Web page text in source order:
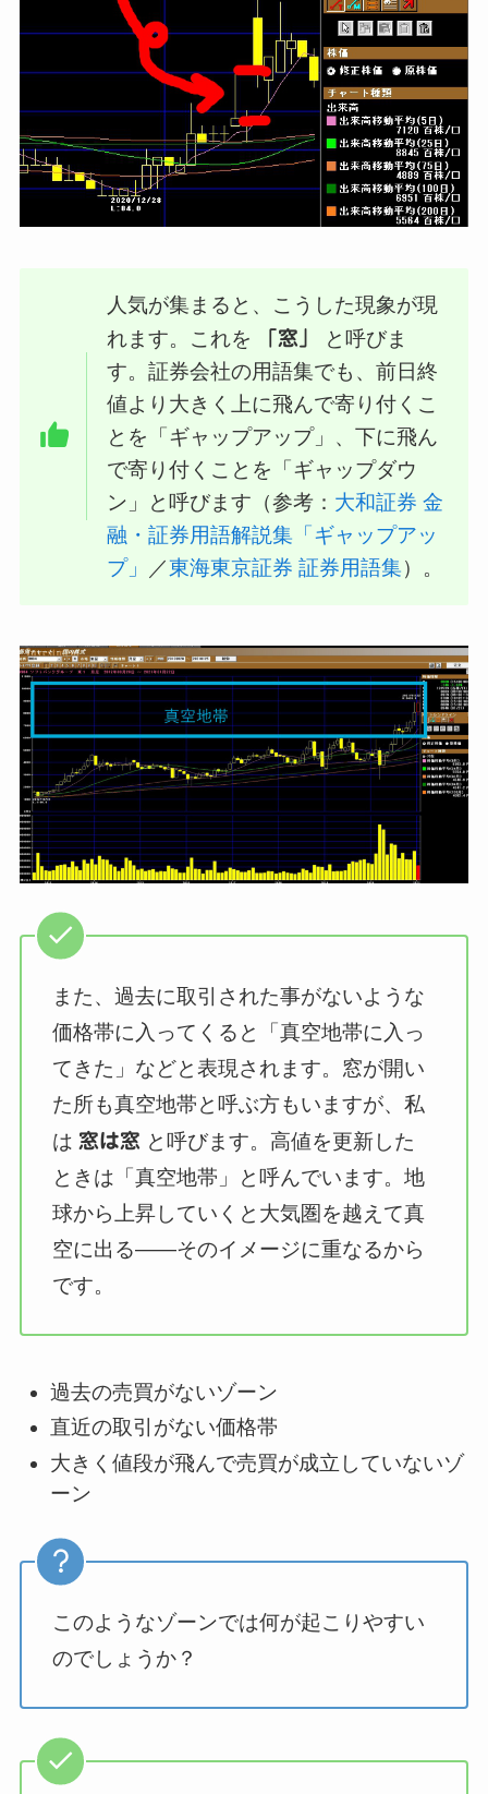
人気が集まると、こうした現象が現
れます。これを
「窓」
と呼びま
す。証券会社の用語集でも、前日終
値より大きく上に飛んで寄り付くこ
とを「ギャップアップ」、下に飛ん
で寄り付くことを「ギャップダウ
ン」と呼びます（参考： 大和証券 金
融・証券用語解説集「ギャップアッ
プ」
／東海東京証券 証券用語集）。
また、過去に取引された事がないような
価格帯に入ってくると「真空地帯に入っ
てきた」などと表現されます。窓が開い
た所も真空地帯と呼ぶ方もいますが、私
は 窓は窓 と呼びます。高値を更新した
ときは「真空地帯」と呼んでいます。地
球から上昇していくと大気圏を越えて真
空に出る——そのイメージに重なるから
です。
過去の売買がないゾーン
直近の取引がない価格帯
大きく値段が飛んで売買が成立していないゾ
ーン
このようなゾーンでは何が起こりやすい
のでしょうか？